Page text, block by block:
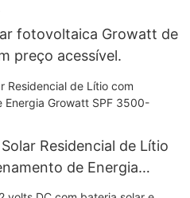
fotovoltaica Growatt de
preço acessível.
Residencial de Lítio
de Energia
Melhor Preço